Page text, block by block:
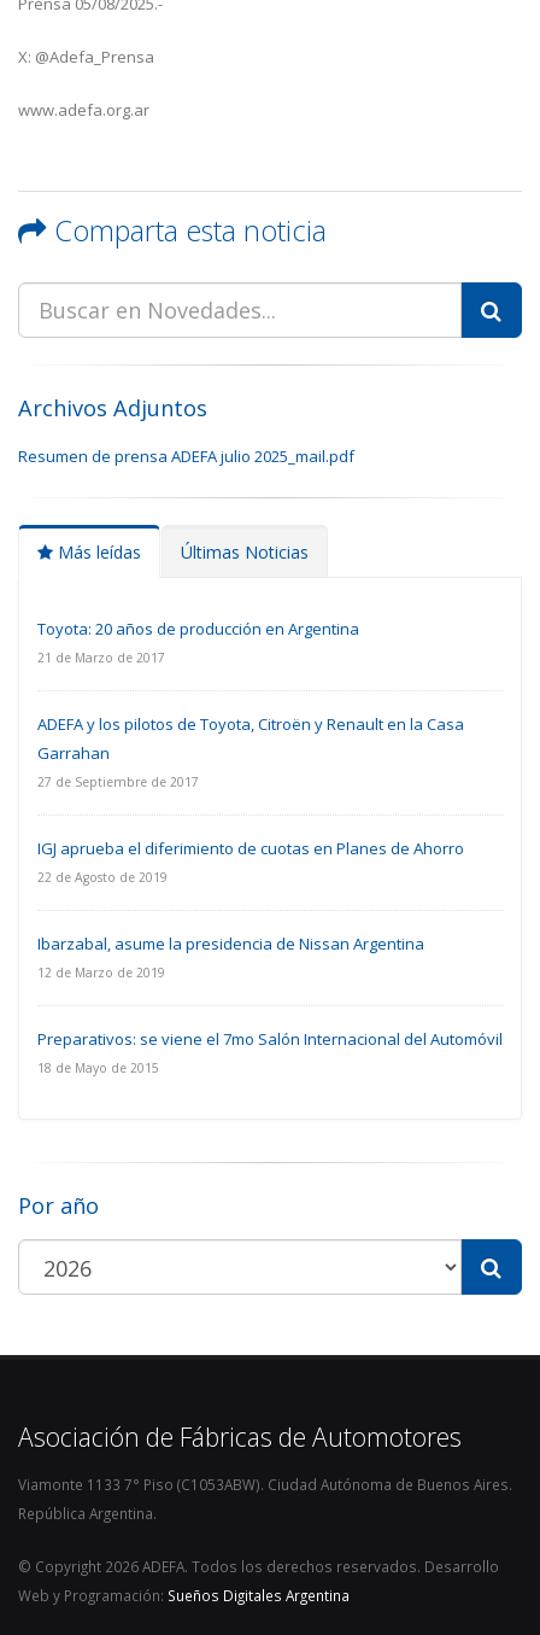
X: @Adefa_Prensa
www.adefa.org.ar
Comparta esta noticia
Archivos Adjuntos
Resumen de prensa ADEFA julio 2025_mail.pdf
Más leídas Últimas Noticias
Toyota: 20 años de producción en Argentina
21 de Marzo de 2017
ADEFA y los pilotos de Toyota, Citroën y Renault en la Casa
Garrahan
27 de Septiembre de 2017
IGJ aprueba el diferimiento de cuotas en Planes de Ahorro
22 de Agosto de 2019
Ibarzabal, asume la presidencia de Nissan Argentina
12 de Marzo de 2019
Preparativos: se viene el 7mo Salón Internacional del Automóvil
18 de Mayo de 2015
Por año
Asociación de Fábricas de Automotores
Viamonte 1133 7° Piso (C1053ABW). Ciudad Autónoma de Buenos Aires.
República Argentina.
© Copyright 2026 ADEFA. Todos los derechos reservados. Desarrollo
Web y Programación: Sueños Digitales Argentina